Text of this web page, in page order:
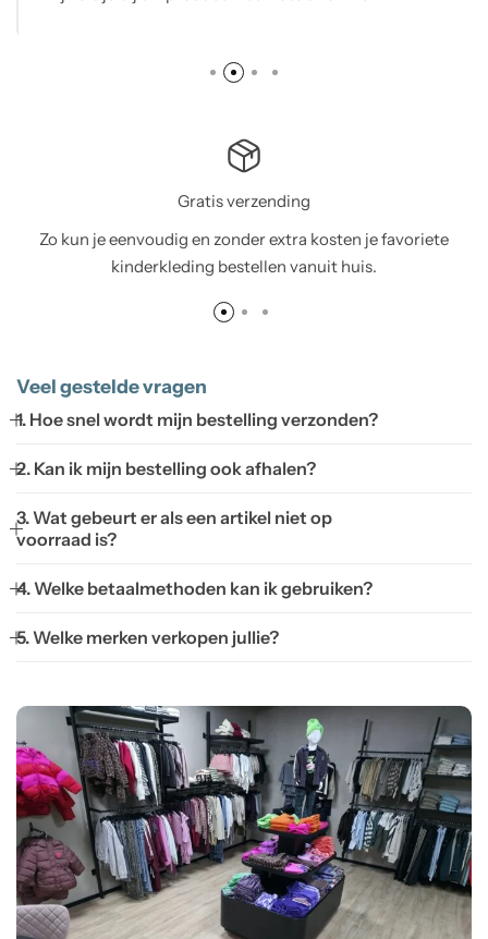
Gratis verzending
Zo kun je eenvoudig en zonder extra kosten je favoriete
kinderkleding bestellen vanuit huis.
Veel gestelde vragen
1. Hoe snel wordt mijn bestelling verzonden?
2. Kan ik mijn bestelling ook afhalen?
3. Wat gebeurt er als een artikel niet op
voorraad is?
4. Welke betaalmethoden kan ik gebruiken?
5. Welke merken verkopen jullie?